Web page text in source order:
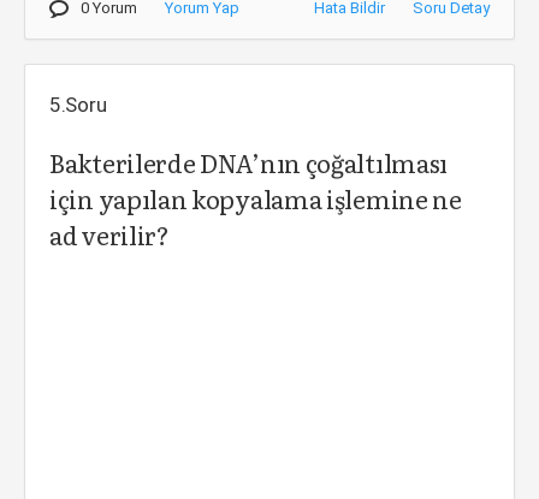
0 Yorum Yorum Yap Hata Bildir Soru Detay
5.Soru
Bakterilerde DNA’nın çoğaltılması
için yapılan kopyalama işlemine ne
ad verilir?